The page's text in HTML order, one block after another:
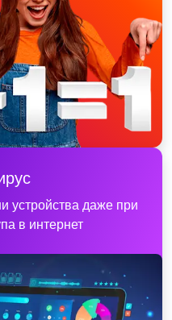
устройства даже при
в интернет